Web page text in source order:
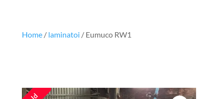
Home/ laminatoi / Eumuco RW1